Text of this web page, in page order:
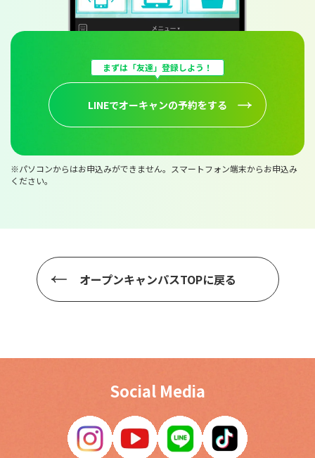
まずは「友達」登録しよう！
LINEでオーキャンの予約をする
※パソコンからはお申込みができません。スマートフォン端末からお申込み
ください。
オープンキャンパスTOPに戻る
Social Media